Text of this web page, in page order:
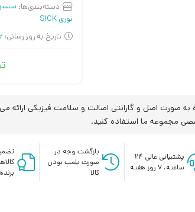
دسته‌بندی‌ها:
نوری SICK
تاریخ به روز رسانی: 22
صورت اصل و گارانتی اصالت و سلامت فیزیکی ارائه
مجموعه ما استفاده کنید.
پشتیبانی عالی ۲۴
ساعته، ۷ روز هفته
بازگشت وجه در
صورت پلمپ بودن
کالا